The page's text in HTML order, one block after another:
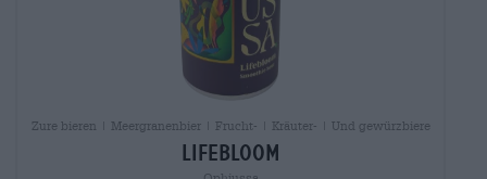
Zure bieren | Meergranenbier | Frucht- | Kräuter- | Und gewürzbiere
lifebloom